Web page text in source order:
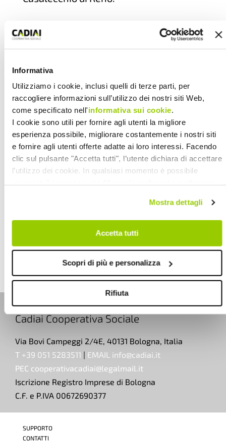
Informativa
Utilizziamo i cookie, inclusi quelli di terze parti, per
raccogliere informazioni sull’utilizzo dei nostri siti Web,
come specificato nell'informativa sui cookie.
I cookie sono utili per fornire agli utenti la migliore
esperienza possibile, migliorare costantemente i nostri siti
e fornire agli utenti offerte adatte ai loro interessi. Facendo
clic sul pulsante "Accetta tutti", l’utente dichiara di accettare
l’utilizzo dei cookie. In qualsiasi momento è possibile
su "Scopri di più e personalizza". Chiudendo questa
informativa con l’apposito tasto in alto a destra continui
Mostra dettagli
Accetta tutti
Scopri di più e personalizza
Rifiuta
Pobbilità di usufruire di contributi
governativi e regionali.
Per iscrizioni e informazioni:
Marilena Scrivano
346 78 02 810
balenido@karabakdue.it
TUTTE LE NEWS
Cadiai Cooperativa Sociale
Via Bovi Campeggi 2/4E, 40131 Bologna, Italia
T +39 051 5283511 | EMAIL info@cadiai.it
PEC cooperativacadiai@legalmail.it
Iscrizione Registro Imprese di Bologna
C.F. e P.IVA 00672690377
SUPPORTO
CONTATTI